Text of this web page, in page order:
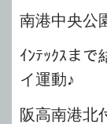
南港中央公
ｲﾝﾃｯｸｽま
イ運動♪
阪高南港北